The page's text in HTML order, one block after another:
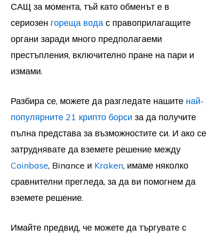
САЩ за момента, тъй като обменът е в
сериозен гореща вода с правоприлагащите
органи заради много предполагаеми
престъпления, включително пране на пари и
измами.
Разбира се, можете да разгледате нашите най-
популярните 21 крипто борси за да получите
пълна представа за възможностите си. И ако се
затруднявате да вземете решение между
Coinbase, Binance и Kraken, имаме няколко
сравнителни прегледа, за да ви помогнем да
вземете решение.
Имайте предвид, че можете да търгувате с